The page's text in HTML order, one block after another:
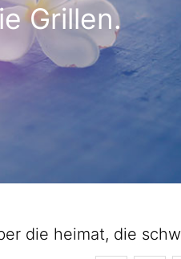
Grillen.
die heimat, die